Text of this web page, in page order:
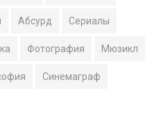
Абсурд Сериалы
Фотография Мюзикл
Синемаграф